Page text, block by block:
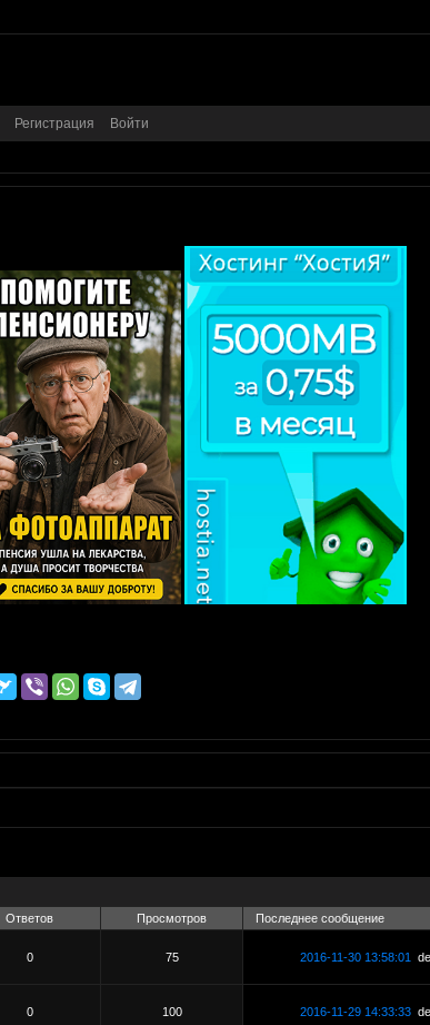
Регистрация Войти
Ответов Просмотров Последнее сообщение
0
75 2016-11-30 13:58:01
0
100 2016-11-29 14:33:33